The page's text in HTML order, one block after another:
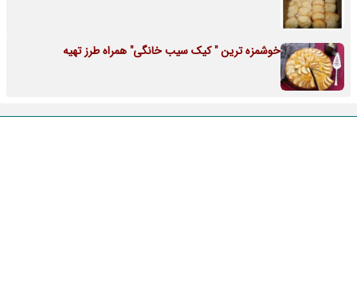
خوشمزه ترین " کیک سیب خانگی" همراه طرز تهیه